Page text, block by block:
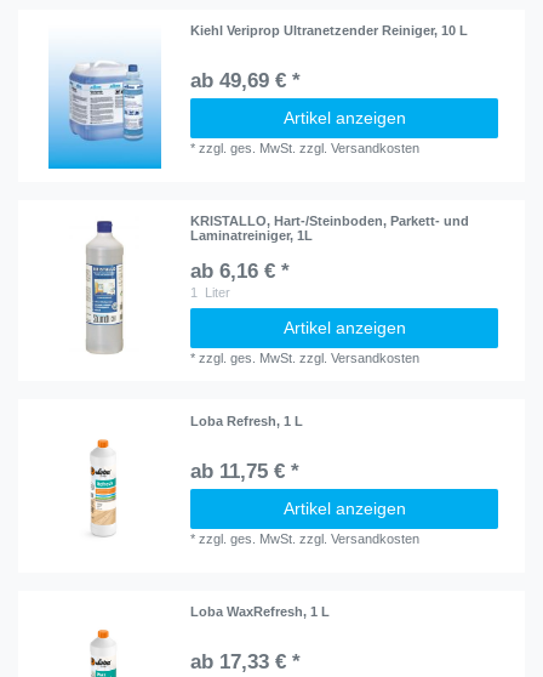
Kiehl Veriprop Ultranetzender Reiniger, 10 L
ab 49,69 € *
Artikel anzeigen
*zzgl. ges. MwSt. zzgl.Versandkosten
KRISTALLO, Hart-/Steinboden, Parkett- und
Laminatreiniger, 1L
ab 6,16 € *
1 Liter
Artikel anzeigen
*zzgl. ges. MwSt. zzgl.Versandkosten
Loba Refresh, 1 L
ab 11,75 € *
Artikel anzeigen
*zzgl. ges. MwSt. zzgl.Versandkosten
Loba WaxRefresh, 1 L
ab 17,33 € *